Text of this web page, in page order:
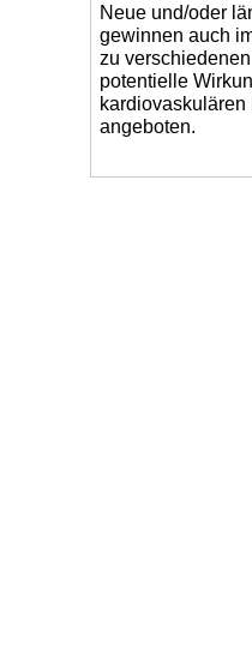
Neue und/oder
gewinnen auch
zu
potentielle
angeboten.